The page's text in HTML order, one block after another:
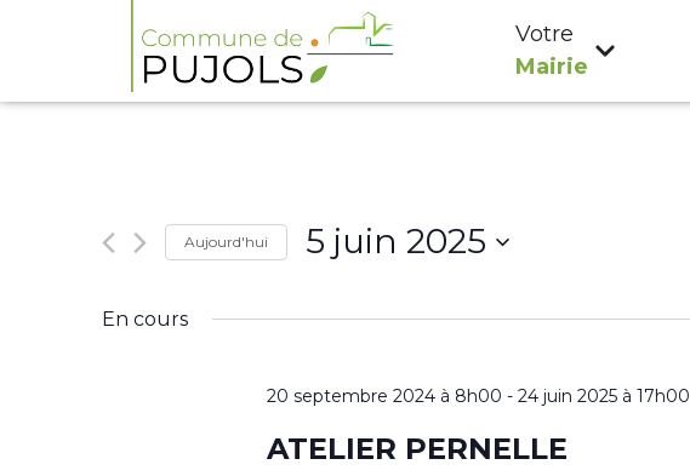
Votre
Mairie
Aujourd'hui 5 juin 2025
une
En cours
20 septembre 2024 à 8h00 - 24 juin 2025 à 17h00
ATELIER PERNELLE